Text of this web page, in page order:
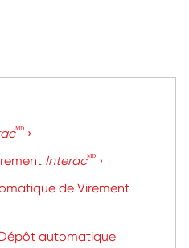
ᴹᴰ ›
Interacᴹᴰ ›
de Virement
automatique